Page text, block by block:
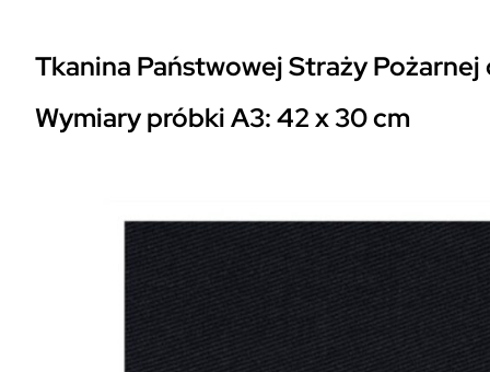
Tkanina Państwowej Straży
Wymiary próbki A3: 42 x 30 cm